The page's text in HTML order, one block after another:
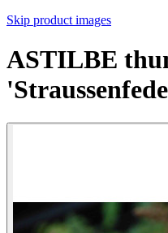
Skip product images
ASTILBE